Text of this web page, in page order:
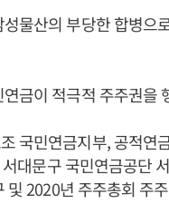
물산의 부당한 합병으
금이 적극적 주주권을
국민연금지부, 공적연
대문구 국민연금공단
2020년 주주총회 주